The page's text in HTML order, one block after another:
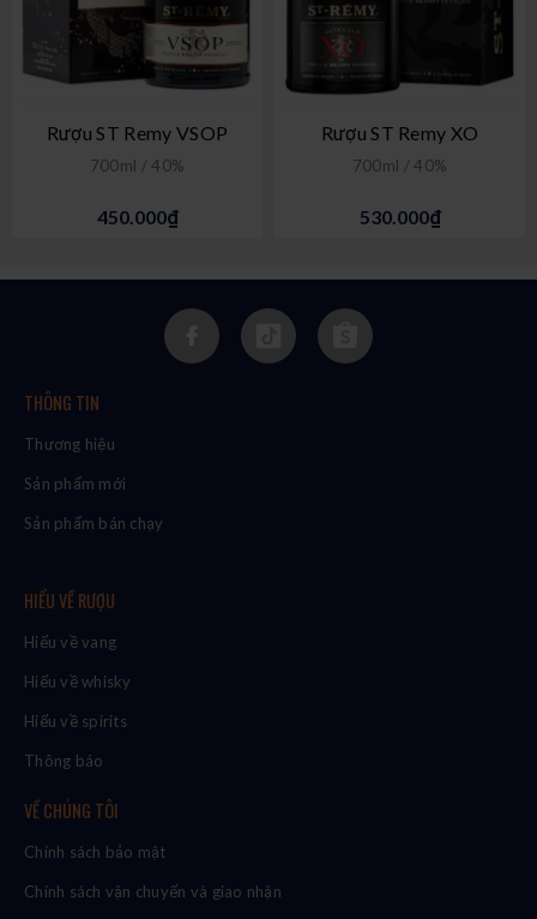
Rượu ST Remy VSOP
700ml / 40%
450.000₫
Rượu ST Remy XO
700ml / 40%
530.000₫
THÔNG TIN
Thương hiệu
Sản phẩm mới
Sản phẩm bán chạy
HIỂU VỀ RƯỢU
Hiểu về vang
Hiểu về whisky
Hiểu về spirits
Thông báo
VỀ CHÚNG TÔI
Chính sách bảo mật
Chính sách vận chuyển và giao nhận